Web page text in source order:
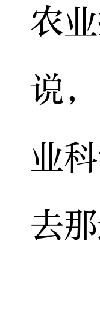
农
说
业
去
“